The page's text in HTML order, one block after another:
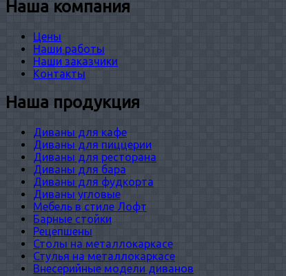
Наша компания
Цены
Наши работы
Наши заказчики
Контакты
Наша продукция
Диваны для кафе
Диваны для пиццерии
Диваны для ресторана
Диваны для бара
Диваны для фудкорта
Диваны угловые
Мебель в стиле Лофт
Барные стойки
Рецепшены
Столы на металлокаркасе
Стулья на металлокаркасе
Внесерийные модели диванов